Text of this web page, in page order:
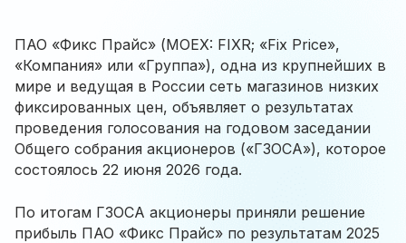
ПАО «Фикс Прайс» (MOEX: FIXR; «Fix Price»,
«Компания» или «Группа»), одна из крупнейших в
мире и ведущая в России сеть магазинов низких
фиксированных цен, объявляет о результатах
проведения голосования на годовом заседании
Общего собрания акционеров («ГЗОСА»), которое
состоялось 22 июня 2026 года.
По итогам ГЗОСА акционеры приняли решение
прибыль ПАО «Фикс Прайс» по результатам 2025